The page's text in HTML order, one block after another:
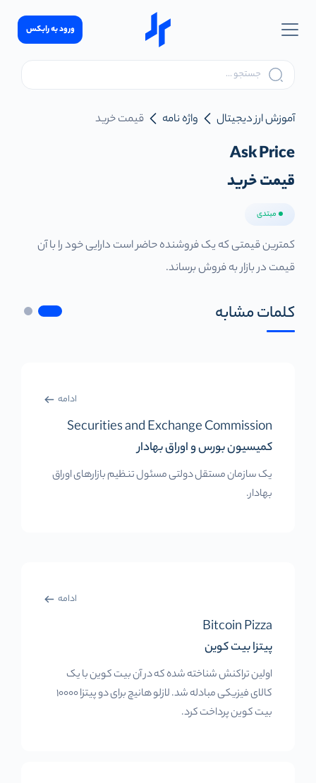
ورود به رابکس
آموزش ارز دیجیتال واژه نامه قیمت خرید
Ask Price
قیمت خرید
مبتدی
کمترین قیمتی که یک فروشنده حاضر است دارایی خود را با آن
قیمت در بازار به فروش برساند.
کلمات مشابه
ادامه
Securities and Exchange Commission
کمیسیون بورس و اوراق بهادار
یک سازمان مستقل دولتی مسئول تنظیم بازارهای اوراق
بهادار.
ادامه
Bitcoin Pizza
پیتزا بیت کوین
اولین تراکنش شناخته شده که در آن بیت کوین با یک
کالای فیزیکی مبادله شد. لازلو هانیچ برای دو پیتزا 10000
بیت کوین پرداخت کرد.